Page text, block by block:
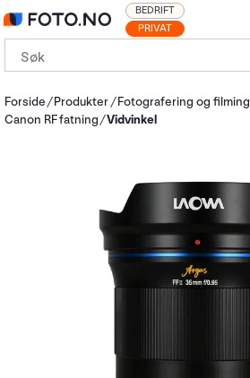
PRIVAT
BEDRIFT
Forside Produkter Fotografering og filming
Canon RF fatning
Vidvinkel